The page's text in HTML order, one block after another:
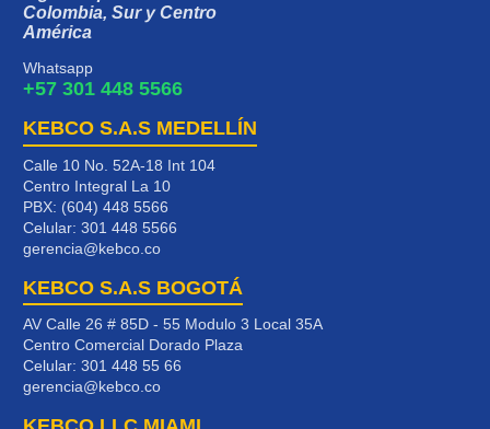
Colombia, Sur y Centro
América
Whatsapp
+57 301 448 5566
KEBCO S.A.S MEDELLÍN
Calle 10 No. 52A-18 Int 104
Centro Integral La 10
PBX: (604) 448 5566
Celular: 301 448 5566
gerencia@kebco.co
KEBCO S.A.S BOGOTÁ
AV Calle 26 # 85D - 55 Modulo 3 Local 35A
Centro Comercial Dorado Plaza
Celular: 301 448 55 66
gerencia@kebco.co